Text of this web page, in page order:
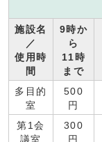
施設名
／
使用時
間
9時か
ら
11時
まで
多目的
室
500
円
第1会
議室
300
円